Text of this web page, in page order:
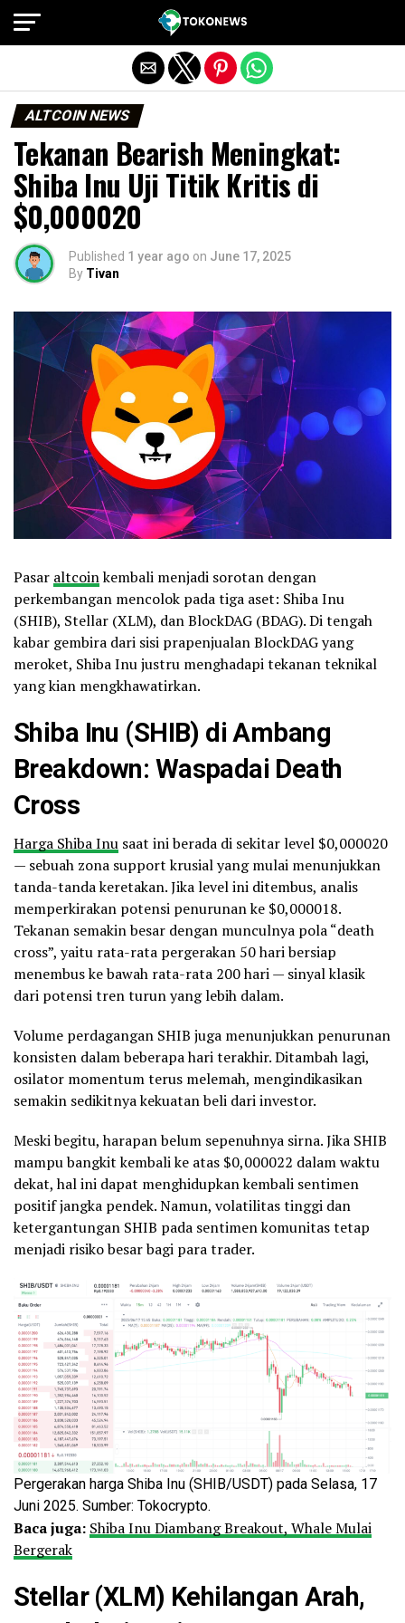
ALTCOIN NEWS
Tekanan Bearish Meningkat:
Shiba Inu Uji Titik Kritis di
$0,000020
Published 1 year ago on June 17, 2025
By Tivan
Pasar altcoinkembali menjadi sorotan dengan
perkembangan mencolok pada tiga aset: Shiba Inu
(SHIB), Stellar (XLM), dan BlockDAG (BDAG). Di tengah
kabar gembira dari sisi prapenjualan BlockDAG yang
meroket, Shiba Inu justru menghadapi tekanan teknikal
yang kian mengkhawatirkan.
Shiba Inu (SHIB) di Ambang
Breakdown: Waspadai Death
Cross
Harga Shiba Inu saat ini berada di sekitar level $0,000020
— sebuah zona support krusial yang mulai menunjukkan
tanda-tanda keretakan. Jika level ini ditembus, analis
memperkirakan potensi penurunan ke $0,000018.
Tekanan semakin besar dengan munculnya pola “death
cross”, yaitu rata-rata pergerakan 50 hari bersiap
menembus ke bawah rata-rata 200 hari — sinyal klasik
dari potensi tren turun yang lebih dalam.
Volume perdagangan SHIB juga menunjukkan penurunan
konsisten dalam beberapa hari terakhir. Ditambah lagi,
osilator momentum terus melemah, mengindikasikan
semakin sedikitnya kekuatan beli dari investor.
Meski begitu, harapan belum sepenuhnya sirna. Jika SHIB
mampu bangkit kembali ke atas $0,000022 dalam waktu
dekat, hal ini dapat menghidupkan kembali sentimen
positif jangka pendek. Namun, volatilitas tinggi dan
ketergantungan SHIB pada sentimen komunitas tetap
menjadi risiko besar bagi para trader.
Pergerakan harga Shiba Inu (SHIB/USDT) pada Selasa, 17
Juni 2025. Sumber: Tokocrypto.
Baca juga: Shiba Inu Diambang Breakout, Whale Mulai
Bergerak
Stellar (XLM) Kehilangan Arah,
Exit mobile version